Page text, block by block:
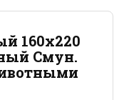
160x220
Смун.